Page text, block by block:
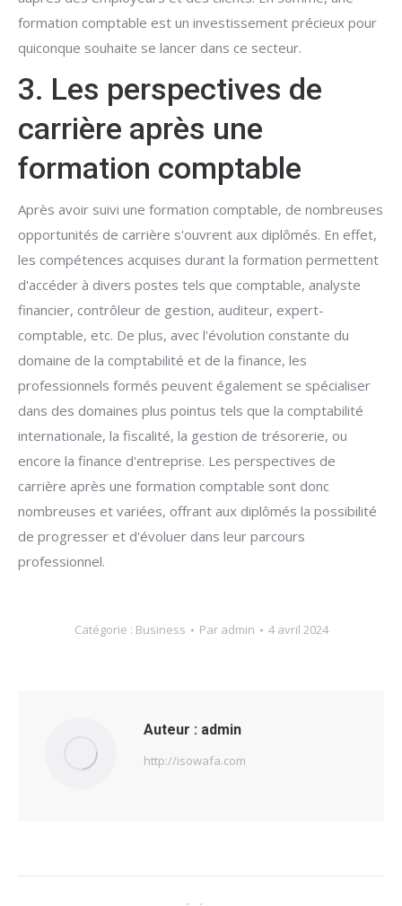
formation comptable est un investissement précieux pour
quiconque souhaite se lancer dans ce secteur.
3. Les perspectives de
carrière après une
formation comptable
Après avoir suivi une formation comptable, de nombreuses
opportunités de carrière s'ouvrent aux diplômés. En effet,
les compétences acquises durant la formation permettent
d'accéder à divers postes tels que comptable, analyste
financier, contrôleur de gestion, auditeur, expert-
comptable, etc. De plus, avec l'évolution constante du
domaine de la comptabilité et de la finance, les
professionnels formés peuvent également se spécialiser
dans des domaines plus pointus tels que la comptabilité
internationale, la fiscalité, la gestion de trésorerie, ou
encore la finance d'entreprise. Les perspectives de
carrière après une formation comptable sont donc
nombreuses et variées, offrant aux diplômés la possibilité
de progresser et d'évoluer dans leur parcours
professionnel.
Catégorie : Business Par admin 4 avril 2024
Auteur : admin
http://isowafa.com